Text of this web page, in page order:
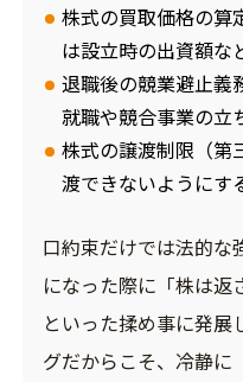
株式の買取価格の算
は設立時の出資額な
退職後の競業避止義
就職や競合事業の立
株式の譲渡制限（第
渡できないようにす
口約束だけでは法的な
になった際に「株は返
といった揉め事に発展
グだからこそ、冷静に